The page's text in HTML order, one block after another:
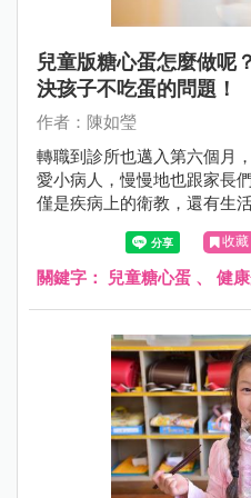
兒童版糖心蛋怎麼做呢
決孩子不吃蛋的問題！
作者：陳如瑩
轉職到診所也邁入第六個月
愛小病人，慢慢地也跟家長
僅是疾病上的衛教，還有生
收藏
關鍵字： 兒童糖心蛋 、 健